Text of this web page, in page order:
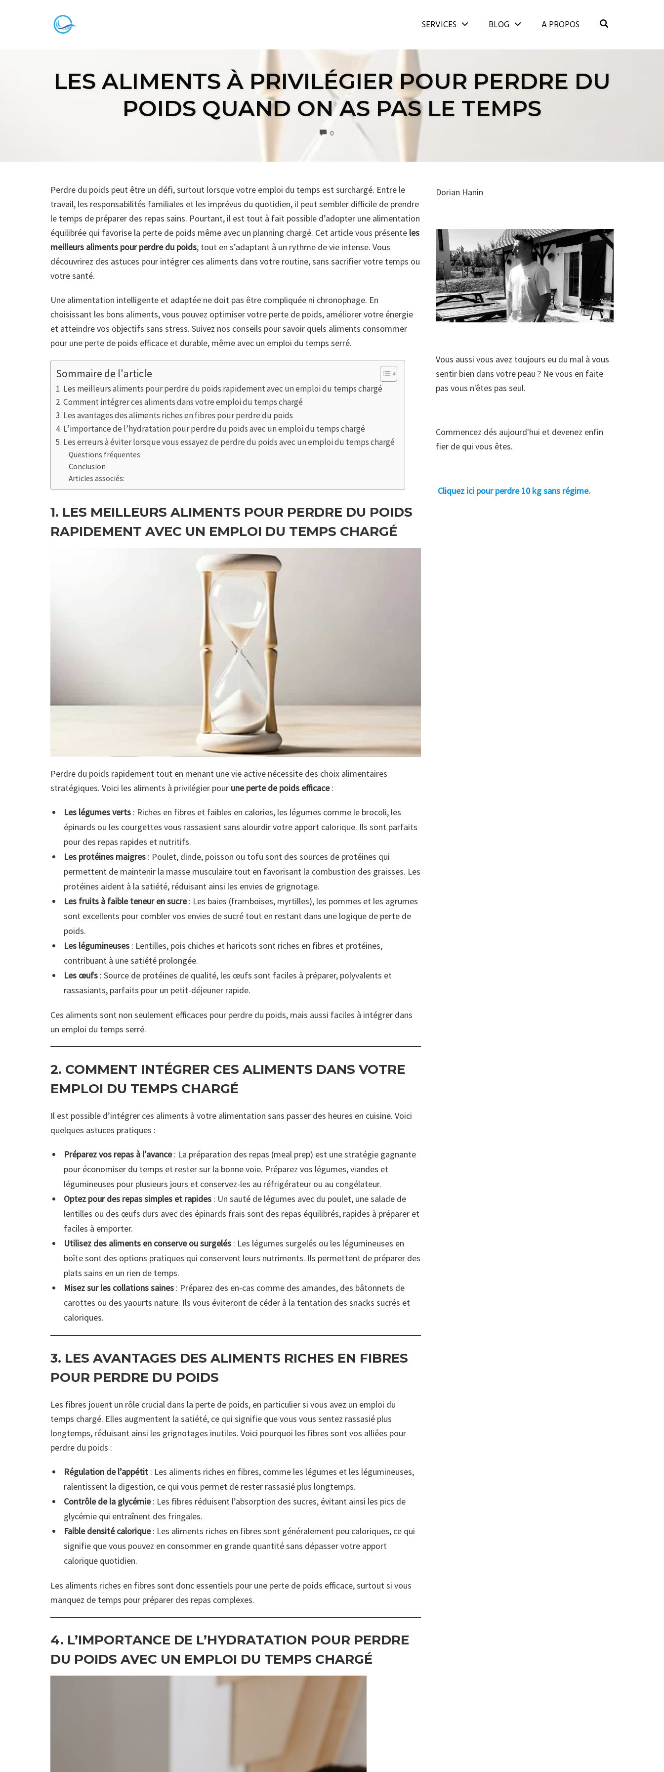
SERVICES BLOG A PROPOS OPEN SEARCH
LES ALIMENTS À PRIVILÉGIER POUR PERDRE DU
POIDS QUAND ON AS PAS LE TEMPS
0COMMENTS
Perdre du poids peut être un défi, surtout lorsque votre emploi du temps est surchargé. Entre le
travail, les responsabilités familiales et les imprévus du quotidien, il peut sembler difficile de prendre
le temps de préparer des repas sains. Pourtant, il est tout à fait possible d’adopter une alimentation
équilibrée qui favorise la perte de poids même avec un planning chargé. Cet article vous présente les
meilleurs aliments pour perdre du poids, tout en s’adaptant à un rythme de vie intense. Vous
découvrirez des astuces pour intégrer ces aliments dans votre routine, sans sacrifier votre temps ou
votre santé.
Une alimentation intelligente et adaptée ne doit pas être compliquée ni chronophage. En
choisissant les bons aliments, vous pouvez optimiser votre perte de poids, améliorer votre énergie
et atteindre vos objectifs sans stress. Suivez nos conseils pour savoir quels aliments consommer
pour une perte de poids efficace et durable, même avec un emploi du temps serré.
Sommaire de l'article
1. Les meilleurs aliments pour perdre du poids rapidement avec un emploi du temps chargé
2. Comment intégrer ces aliments dans votre emploi du temps chargé
3. Les avantages des aliments riches en fibres pour perdre du poids
4. L’importance de l’hydratation pour perdre du poids avec un emploi du temps chargé
5. Les erreurs à éviter lorsque vous essayez de perdre du poids avec un emploi du temps chargé
Questions fréquentes
Conclusion
Articles associés:
1. LES MEILLEURS ALIMENTS POUR PERDRE DU POIDS
RAPIDEMENT AVEC UN EMPLOI DU TEMPS CHARGÉ
Perdre du poids rapidement tout en menant une vie active nécessite des choix alimentaires
stratégiques. Voici les aliments à privilégier pour une perte de poids efficace:
Les légumes verts: Riches en fibres et faibles en calories, les légumes comme le brocoli, les
épinards ou les courgettes vous rassasient sans alourdir votre apport calorique. Ils sont parfaits
pour des repas rapides et nutritifs.
Les protéines maigres: Poulet, dinde, poisson ou tofu sont des sources de protéines qui
permettent de maintenir la masse musculaire tout en favorisant la combustion des graisses. Les
protéines aident à la satiété, réduisant ainsi les envies de grignotage.
Les fruits à faible teneur en sucre: Les baies (framboises, myrtilles), les pommes et les agrumes
sont excellents pour combler vos envies de sucré tout en restant dans une logique de perte de
poids.
Les légumineuses: Lentilles, pois chiches et haricots sont riches en fibres et protéines,
contribuant à une satiété prolongée.
Les œufs: Source de protéines de qualité, les œufs sont faciles à préparer, polyvalents et
rassasiants, parfaits pour un petit-déjeuner rapide.
Ces aliments sont non seulement efficaces pour perdre du poids, mais aussi faciles à intégrer dans
un emploi du temps serré.
2. COMMENT INTÉGRER CES ALIMENTS DANS VOTRE
EMPLOI DU TEMPS CHARGÉ
Il est possible d’intégrer ces aliments à votre alimentation sans passer des heures en cuisine. Voici
quelques astuces pratiques :
Préparez vos repas à l’avance: La préparation des repas (meal prep) est une stratégie gagnante
pour économiser du temps et rester sur la bonne voie. Préparez vos légumes, viandes et
légumineuses pour plusieurs jours et conservez-les au réfrigérateur ou au congélateur.
Optez pour des repas simples et rapides: Un sauté de légumes avec du poulet, une salade de
lentilles ou des œufs durs avec des épinards frais sont des repas équilibrés, rapides à préparer et
faciles à emporter.
Utilisez des aliments en conserve ou surgelés: Les légumes surgelés ou les légumineuses en
boîte sont des options pratiques qui conservent leurs nutriments. Ils permettent de préparer des
plats sains en un rien de temps.
Misez sur les collations saines: Préparez des en-cas comme des amandes, des bâtonnets de
carottes ou des yaourts nature. Ils vous éviteront de céder à la tentation des snacks sucrés et
caloriques.
3. LES AVANTAGES DES ALIMENTS RICHES EN FIBRES
POUR PERDRE DU POIDS
Les fibres jouent un rôle crucial dans la perte de poids, en particulier si vous avez un emploi du
temps chargé. Elles augmentent la satiété, ce qui signifie que vous vous sentez rassasié plus
longtemps, réduisant ainsi les grignotages inutiles. Voici pourquoi les fibres sont vos alliées pour
perdre du poids :
Régulation de l’appétit: Les aliments riches en fibres, comme les légumes et les légumineuses,
ralentissent la digestion, ce qui vous permet de rester rassasié plus longtemps.
Contrôle de la glycémie: Les fibres réduisent l’absorption des sucres, évitant ainsi les pics de
glycémie qui entraînent des fringales.
Faible densité calorique: Les aliments riches en fibres sont généralement peu caloriques, ce qui
signifie que vous pouvez en consommer en grande quantité sans dépasser votre apport
calorique quotidien.
Les aliments riches en fibres sont donc essentiels pour une perte de poids efficace, surtout si vous
manquez de temps pour préparer des repas complexes.
4. L’IMPORTANCE DE L’HYDRATATION POUR PERDRE
DU POIDS AVEC UN EMPLOI DU TEMPS CHARGÉ
Dorian Hanin
Vous aussi vous avez toujours eu du mal à vous
sentir bien dans votre peau ? Ne vous en faite
pas vous n'êtes pas seul.
Commencez dés aujourd'hui et devenez enfin
fier de qui vous êtes.
Cliquez ici pour perdre 10 kg sans régime.